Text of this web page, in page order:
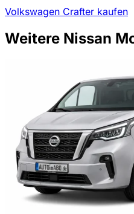
Volkswagen Crafter kaufen
Weitere Nissan